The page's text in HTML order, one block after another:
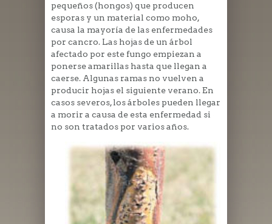
pequeños (hongos) que producen
esporas y un material como moho,
causa la mayoría de las enfermedades
por cancro. Las hojas de un árbol
afectado por este fungo empiezan a
ponerse amarillas hasta que llegan a
caerse. Algunas ramas no vuelven a
producir hojas el siguiente verano. En
casos severos, los árboles pueden llegar
a morir a causa de esta enfermedad si
no son tratados por varios años.